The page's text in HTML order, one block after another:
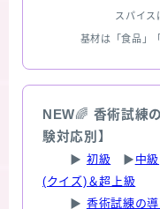
スパイス
基材は「食品」
NEW🌈 香術試練
験対応別】
▶ 初級 ▶ 中級
(クイズ)＆超上級
▶ 香術試練の